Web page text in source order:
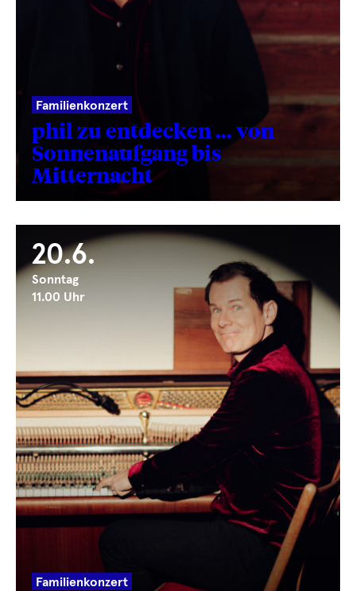
Familienkonzert
phil zu entdecken … von
Sonnenaufgang bis
Mitternacht
20.6.
Sonntag
11.00 Uhr
Familienkonzert